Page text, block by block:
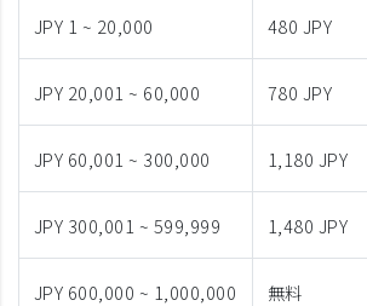
JPY 1 ~ 20,000 480 JPY
JPY 20,001 ~ 60,000 780 JPY
JPY 60,001 ~ 300,000 1,180 JPY
JPY 300,001 ~ 599,999 1,480 JPY
JPY 600,000 ~ 1,000,000 無料